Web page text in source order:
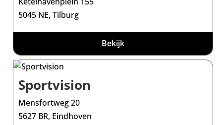
5045 NE, Tilburg
Bekijk
Sportvision
Mensfortweg 20
5627 BR, Eindhoven